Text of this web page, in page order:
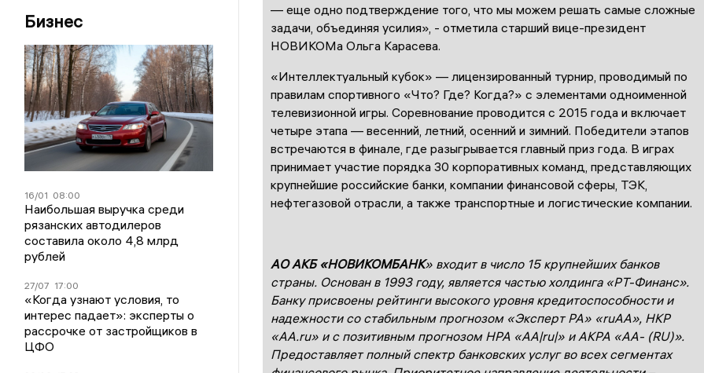
Бизнес
16/01 08:00
Наибольшая выручка среди
рязанских автодилеров
составила около 4,8 млрд
рублей
27/07 17:00
«Когда узнают условия, то
интерес падает»: эксперты о
рассрочке от застройщиков в
ЦФО
— еще одно подтверждение того, что мы можем решать самые сложные
задачи, объединяя усилия», - отметила старший вице-президент
НОВИКОМа Ольга Карасева.
«Интеллектуальный кубок» — лицензированный турнир, проводимый по
правилам спортивного «Что? Где? Когда?» с элементами одноименной
телевизионной игры. Соревнование проводится с 2015 года и включает
четыре этапа — весенний, летний, осенний и зимний. Победители этапов
встречаются в финале, где разыгрывается главный приз года. В играх
принимает участие порядка 30 корпоративных команд, представляющих
крупнейшие российские банки, компании финансовой сферы, ТЭК,
нефтегазовой отрасли, а также транспортные и логистические компании.
АО АКБ «НОВИКОМБАНК» входит в число 15 крупнейших банков
страны. Основан в 1993 году, является частью холдинга «РТ-Финанс».
Банку присвоены рейтинги высокого уровня кредитоспособности и
надежности со стабильным прогнозом «Эксперт РА» «ruАА», НКР
«АА.ru» и с позитивным прогнозом НРА «АА|ru|» и АКРА «АА- (RU)».
Предоставляет полный спектр банковских услуг во всех сегментах